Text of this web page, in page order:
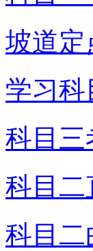
坡道定
学习科
科目三
科目二
科目二